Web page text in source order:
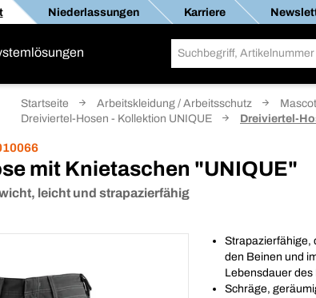
Niederlassungen Karriere
Startseite Arbeitskleidung / Arbeitsschutz Mascot
Dreiviertel-Hosen - Kollektion UNIQUE
Dreiviertel-
mit Knietaschen "UNIQUE"
leicht und strapazierfähig
Strapazierfähige,
den Beinen und
Lebensdauer des
Schräge,